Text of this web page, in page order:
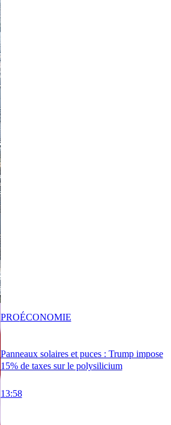
Panneaux solaires et puces : Trump impose
15% de taxes sur le polysilicium
13:58
PROÉCONOMIE